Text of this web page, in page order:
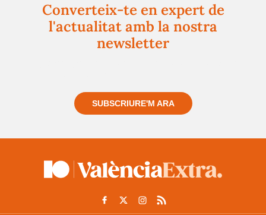
Converteix-te en expert de
l'actualitat amb la nostra
newsletter
SUBSCRIURE'M ARA